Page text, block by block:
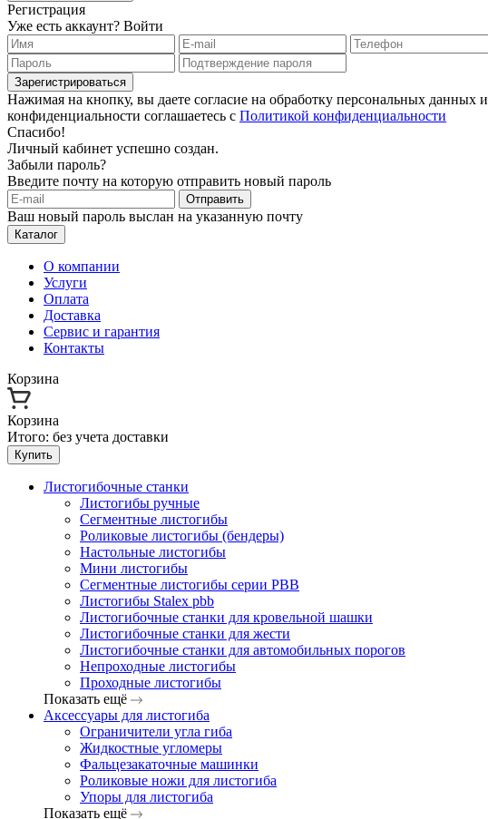
Регистрация
Уже есть аккаунт? Войти
Зарегистрироваться
Нажимая на кнопку, вы даете согласие на обработку персональных данных и
конфиденциальности соглашаетесь с Политикой конфиденциальности
Спасибо!
Личный кабинет успешно создан.
Забыли пароль?
Введите почту на которую отправить новый пароль
Отправить
Ваш новый пароль выслан на указанную почту
Каталог
О компании
Услуги
Оплата
Доставка
Сервис и гарантия
Контакты
Корзина
Корзина
Итого: без учета доставки
Купить
Листогибочные станки
Листогибы ручные
Сегментные листогибы
Роликовые листогибы (бендеры)
Настольные листогибы
Мини листогибы
Сегментные листогибы серии PBB
Листогибы Stalex pbb
Листогибочные станки для кровельной шашки
Листогибочные станки для жести
Листогибочные станки для автомобильных порогов
Непроходные листогибы
Проходные листогибы
Показать ещё
Аксессуары для листогиба
Ограничители угла гиба
Жидкостные угломеры
Фальцезакаточные машинки
Роликовые ножи для листогиба
Упоры для листогиба
Показать ещё